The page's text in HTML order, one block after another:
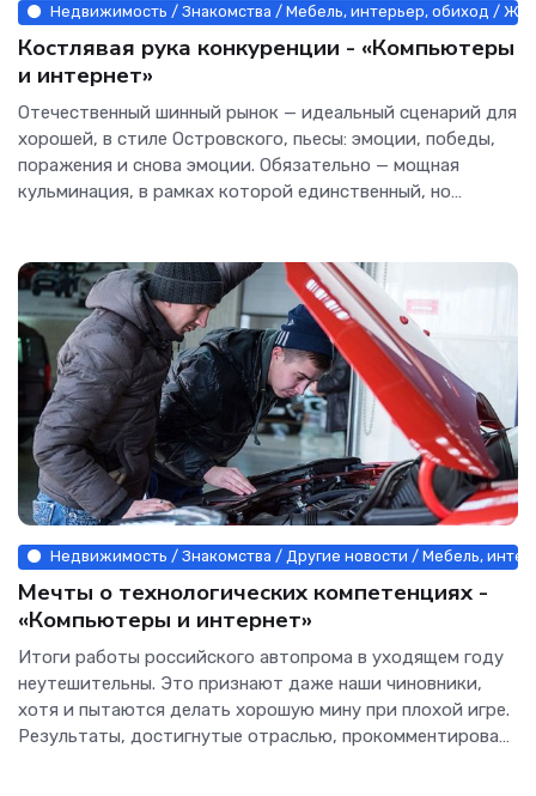
Недвижимость / Знакомства / Мебель, интерьер, обиход /
Костлявая рука конкуренции - «Компьютеры
и интернет»
Отечественный шинный рынок — идеальный сценарий для
хорошей, в стиле Островского, пьесы: эмоции, победы,
поражения и снова эмоции. Обязательно — мощная
кульминация, в рамках которой единственный, но
Недвижимость / Знакомства / Другие новости / Мебель,
Мечты о технологических компетенциях -
«Компьютеры и интернет»
Итоги работы российского автопрома в уходящем году
неутешительны. Это признают даже наши чиновники,
хотя и пытаются делать хорошую мину при плохой игре.
Результаты, достигнутые отраслью, прокомментировал